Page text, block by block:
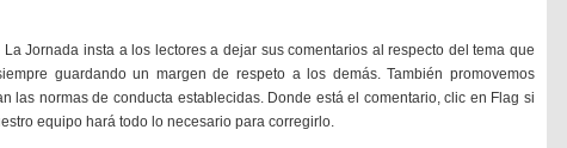
La Jornada insta a los lectores a dejar sus comentarios al respecto del tema que
guardando un margen de respeto a los demás. También promovemos
las normas de conducta establecidas. Donde está el comentario, clic en Flag si
equipo hará todo lo necesario para corregirlo.